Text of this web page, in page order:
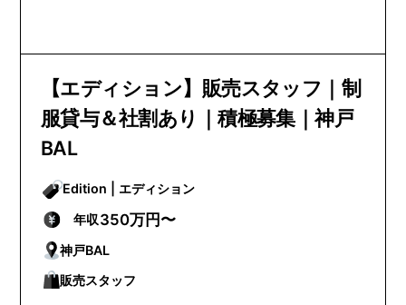
【エディション】販売スタッフ｜制
服貸与＆社割あり｜積極募集｜神戸
BAL
Edition | エディション
年収350万円〜
神戸BAL
販売スタッフ